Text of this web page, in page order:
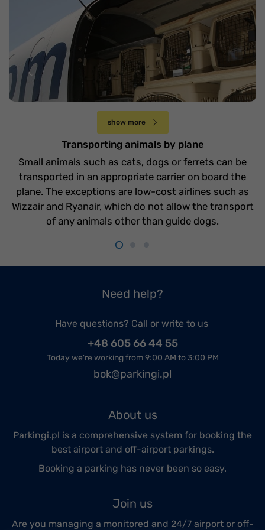
Przewóz zwierząt samolotem
Sobota 14 grudnia
show more
Transporting animals by plane
Small animals such as cats, dogs or ferrets can be
transported in an appropriate carrier on board the
plane. The exceptions are low-cost airlines such as
Wizzair and Ryanair, which do not allow the transport
of any animals other than guide dogs.
Need help?
Have questions? Call or write to us
+48 605 66 44 55
Today we're working from 9:00 AM to 3:00 PM
bok@parkingi.pl
About us
Parkingi.pl is a comprehensive system for booking the
best airport and off-airport parkings.
Booking a parking has never been so easy.
Join us
Are you managing a monitored and 24/7 airport or off-